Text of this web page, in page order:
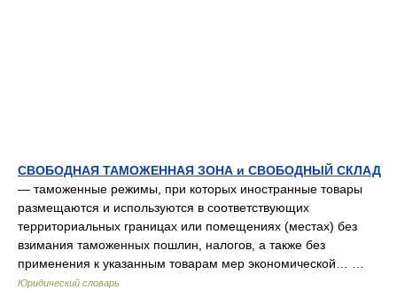
СВОБОДНАЯ ТАМОЖЕННАЯ ЗОНА и СВОБОДНЫЙ СКЛАД
— таможенные режимы, при которых иностранные товары
размещаются и используются в соответствующих
территориальных границах или помещениях (местах) без
взимания таможенных пошлин, налогов, а также без
применения к указанным товарам мер экономической… …
Юридический словарь